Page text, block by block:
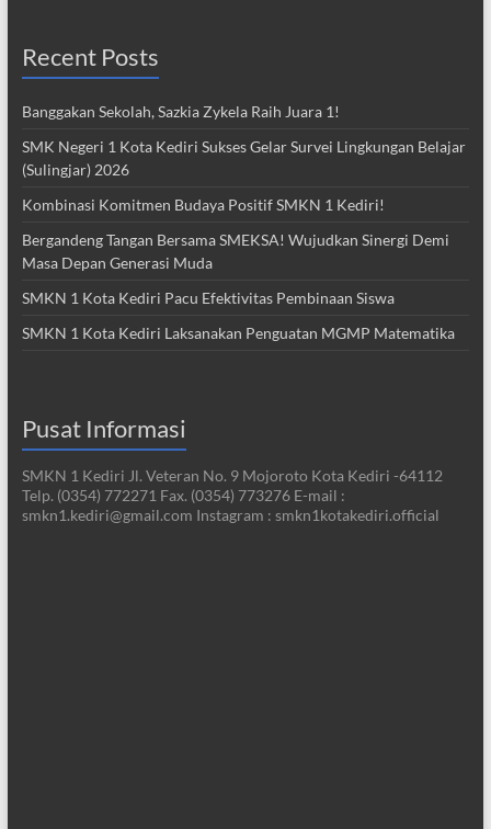
Recent Posts
Banggakan Sekolah, Sazkia Zykela Raih Juara 1!
SMK Negeri 1 Kota Kediri Sukses Gelar Survei Lingkungan Belajar
(Sulingjar) 2026
Kombinasi Komitmen Budaya Positif SMKN 1 Kediri!
Bergandeng Tangan Bersama SMEKSA! Wujudkan Sinergi Demi
Masa Depan Generasi Muda
SMKN 1 Kota Kediri Pacu Efektivitas Pembinaan Siswa
SMKN 1 Kota Kediri Laksanakan Penguatan MGMP Matematika
Pusat Informasi
SMKN 1 Kediri Jl. Veteran No. 9 Mojoroto Kota Kediri -64112
Telp. (0354) 772271 Fax. (0354) 773276 E-mail :
smkn1.kediri@gmail.com Instagram : smkn1kotakediri.official